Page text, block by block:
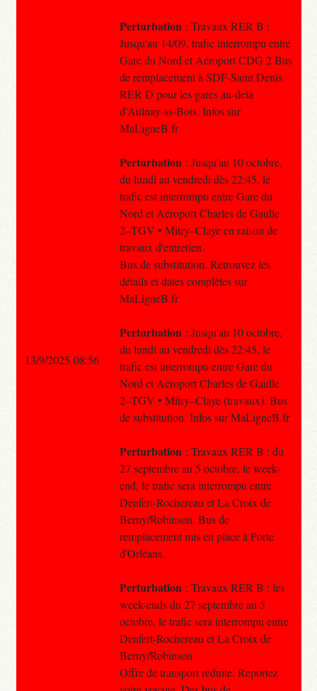
Perturbation : Travaux RER B :
Jusqu'au 14/09, trafic interrompu entre
Gare du Nord et Aéroport CDG 2 Bus
de remplacement à SDF-Saint Denis
RER D pour les gares au-delà
d'Aulnay-ss-Bois. Infos sur
MaLigneB.fr
Perturbation : Jusqu'au 10 octobre,
du lundi au vendredi dès 22:45, le
trafic est interrompu entre Gare du
Nord et Aéroport Charles de Gaulle
2–TGV • Mitry–Claye en raison de
travaux d'entretien.
Bus de substitution. Retrouvez les
détails et dates complètes sur
MaLigneB.fr
Perturbation : Jusqu'au 10 octobre,
du lundi au vendredi dès 22:45, le
trafic est interrompu entre Gare du
Nord et Aéroport Charles de Gaulle
2–TGV • Mitry–Claye (travaux). Bus
de substitution. Infos sur MaLigneB.fr
Perturbation : Travaux RER B : du
27 septembre au 5 octobre, le week-
end, le trafic sera interrompu entre
Denfert-Rochereau et La Croix de
Berny/Robinson. Bus de
remplacement mis en place à Porte
d'Orléans.
Perturbation : Travaux RER B : les
week-ends du 27 septembre au 5
octobre, le trafic sera interrompu entre
Denfert-Rochereau et La Croix de
Berny/Robinson
Offre de transport réduite. Reportez
13/9/2025 08:56